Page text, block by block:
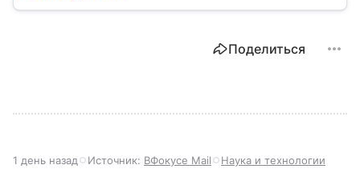
Поделиться
1 день назад Источник: ВФокусе Mail Наука и технологии